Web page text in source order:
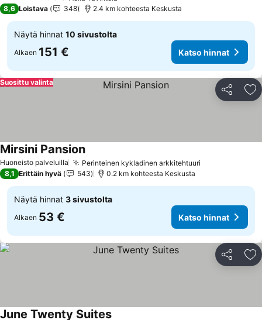
8,6 Loistava 348 2.4 km kohteesta Keskusta
Näytä hinnat 10 sivustolta
Alkaen 151 € Katso hinnat
Jaa
Suosittu valinta
Huoneisto palveluilla Perinteinen kykladinen arkkitehtuuri
Mirsini Pansion
8,1 Erittäin hyvä 543 0.2 km kohteesta Keskusta
Näytä hinnat 3 sivustolta
Alkaen 53 € Katso hinnat
Jaa
June Twenty Suites